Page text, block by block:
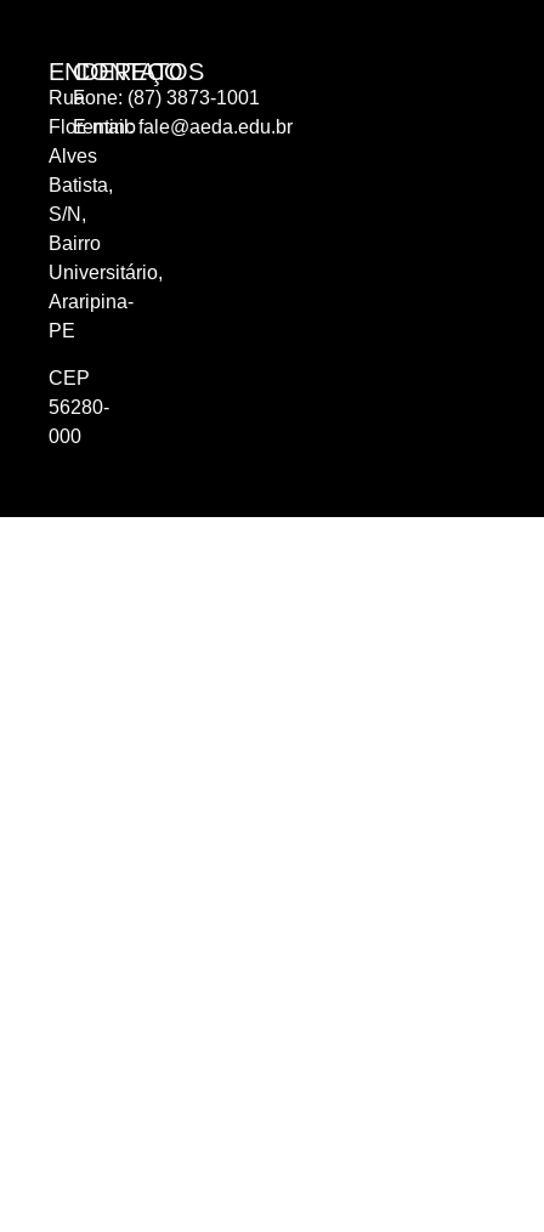
ENDEREÇO
Rua
Florentino
Alves
Batista,
S/N,
Bairro
Universitário,
Araripina-
PE
CEP
56280-
000
CONTATOS
Fone: (87) 3873-1001
E-mail:fale@aeda.edu.br